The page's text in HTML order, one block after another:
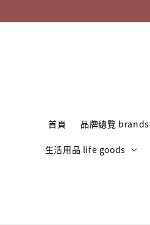
首頁 品牌總覽 brands
生活用品 life goods